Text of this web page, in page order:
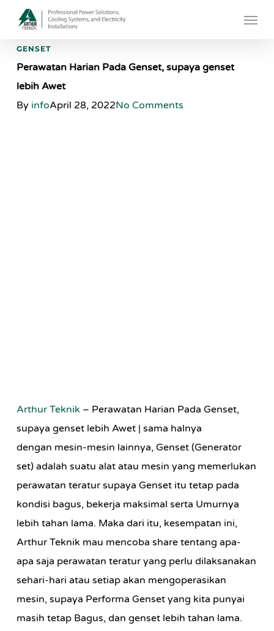
main
content
Menu
GENSET
Perawatan Harian Pada Genset, supaya genset
lebih Awet
By infoApril 28, 2022No Comments
Arthur Teknik – Perawatan Harian Pada Genset,
supaya genset lebih Awet| sama halnya
dengan mesin-mesin lainnya, Genset (Generator
set) adalah suatu alat atau mesin yang memerlukan
perawatan teratur supaya Genset itu tetap pada
kondisi bagus, bekerja maksimal serta Umurnya
lebih tahan lama. Maka dari itu, kesempatan ini,
Arthur Teknik mau mencoba share tentang apa-
apa saja perawatan teratur yang perlu dilaksanakan
sehari-hari atau setiap akan mengoperasikan
mesin, supaya Performa Genset yang kita punyai
masih tetap Bagus, dan genset lebih tahan lama.